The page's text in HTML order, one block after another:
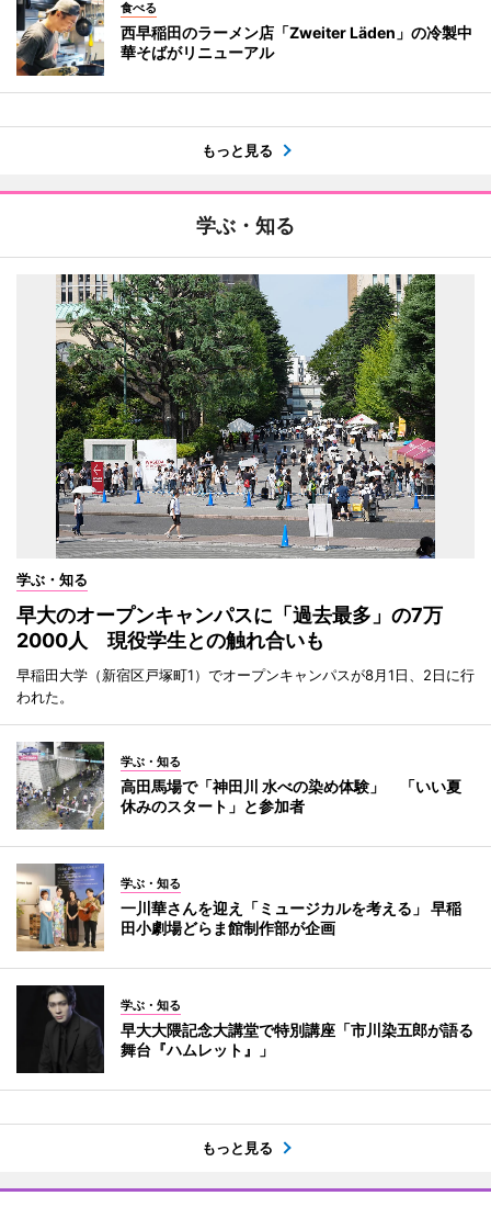
食べる
西早稲田のラーメン店「Zweiter Läden」の冷製中
華そばがリニューアル
もっと見る
学ぶ・知る
学ぶ・知る
早大のオープンキャンパスに「過去最多」の7万
2000人 現役学生との触れ合いも
早稲田大学（新宿区戸塚町1）でオープンキャンパスが8月1日、2日に行
われた。
学ぶ・知る
高田馬場で「神田川 水べの染め体験」 「いい夏
休みのスタート」と参加者
学ぶ・知る
一川華さんを迎え「ミュージカルを考える」 早稲
田小劇場どらま館制作部が企画
学ぶ・知る
早大大隈記念大講堂で特別講座「市川染五郎が語る
舞台『ハムレット』」
もっと見る